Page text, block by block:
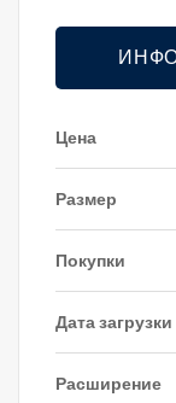
Цена
Размер
Покупки
Дата загрузки
Расширение